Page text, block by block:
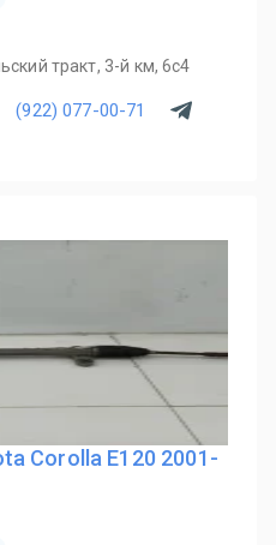
тракт, 3-й км, 6с4
(922) 077-00-71
Corolla E120 2001-